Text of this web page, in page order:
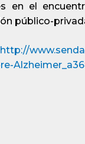
en el
público-
http://